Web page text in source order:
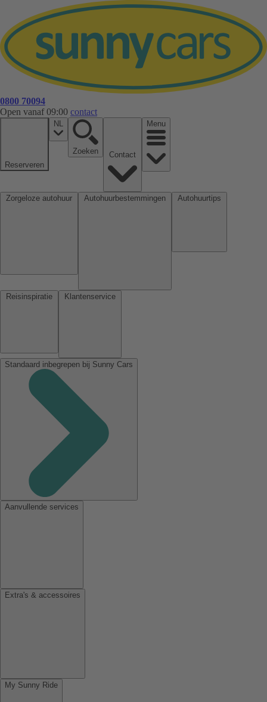
0800 70094
Open vanaf 09:00 contact
Reserveren
NL
Zoeken
Menu
Standaard inbegrepen bij Sunny Cars
Aanvullende services
Extra's & accessoires
My Sunny Ride